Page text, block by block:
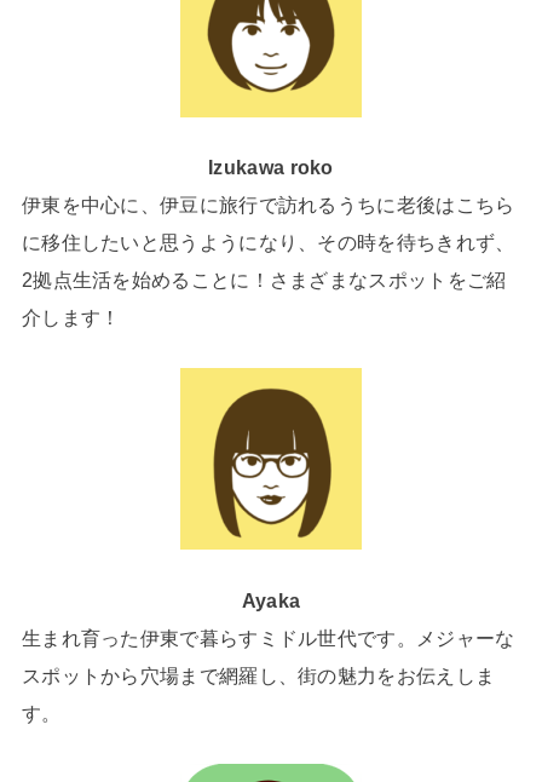
Izukawa roko
伊東を中心に、伊豆に旅行で訪れるうちに老後はこちら
に移住したいと思うようになり、その時を待ちきれず、
2拠点生活を始めることに！さまざまなスポットをご紹
介します！
Ayaka
生まれ育った伊東で暮らすミドル世代です。メジャーな
スポットから穴場まで網羅し、街の魅力をお伝えしま
す。